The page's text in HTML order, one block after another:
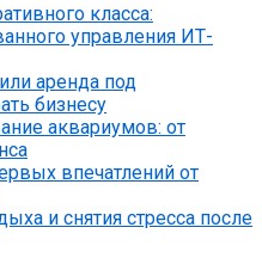
класса:
управления ИТ-
аренда под
бизнесу
аквариумов: от
впечатлений от
и снятия стресса после